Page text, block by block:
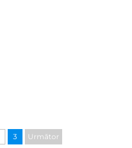
3 Următor